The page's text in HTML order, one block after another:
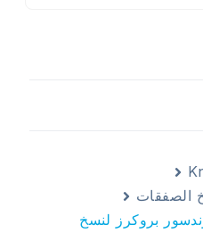
الصفقات
بروكرز لنسخ